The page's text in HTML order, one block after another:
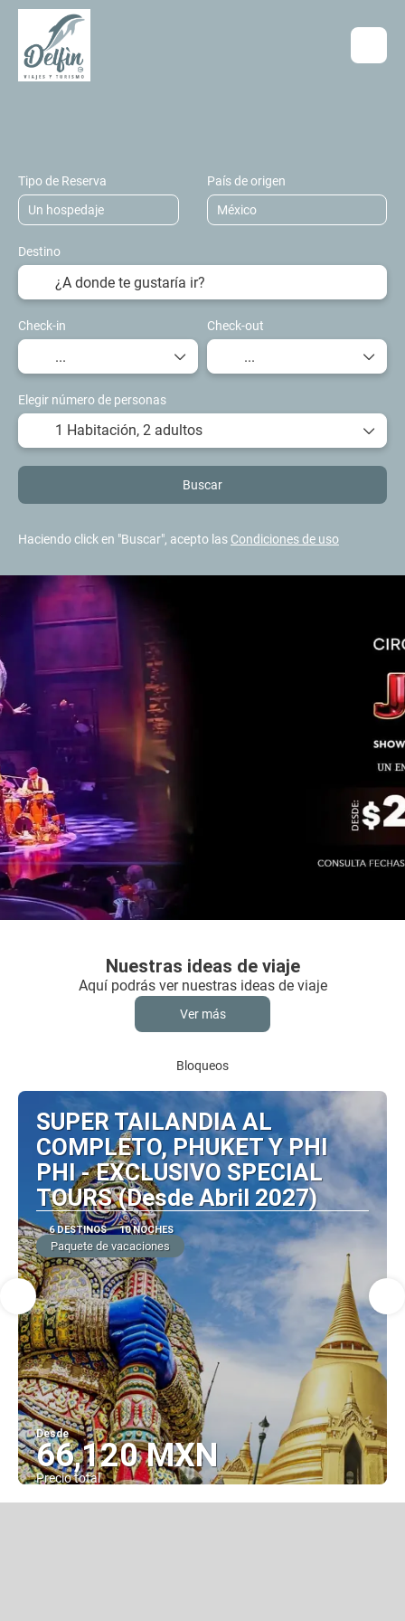
Tipo de Reserva País de origen
Destino
Check-in Check-out
Elegir número de personas
1 Habitación, 2 adultos
Buscar
Haciendo click en "Buscar", acepto las Condiciones de uso
Nuestras ideas de viaje
Aquí podrás ver nuestras ideas de viaje
Ver más
Bloqueos
SUPER TAILANDIA AL
COMPLETO, PHUKET Y PHI
PHI - EXCLUSIVO SPECIAL
TOURS (Desde Abril 2027)
6 DESTINOS 10 NOCHES
Paquete de vacaciones
Desde
66,120 MXN
Precio total
Ver